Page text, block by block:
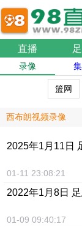
直播
录像
篮网
西布朗视频录像
2025年1月11日
01-11 23:08:21
2022年1月8日
01-09 09:40:17